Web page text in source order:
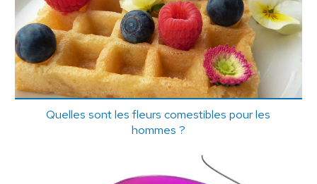
Quelles sont les fleurs comestibles pour les
hommes ?